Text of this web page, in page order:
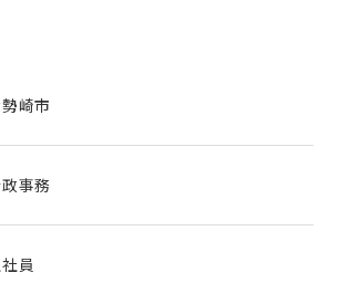
崎市
事務
員